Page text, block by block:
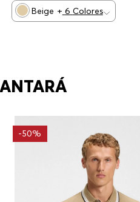
Beige + 6 Colores
-50%